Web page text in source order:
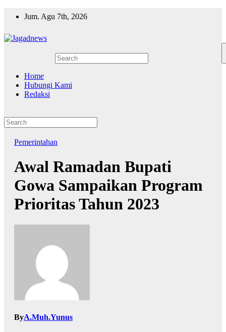
Jum. Agu 7th, 2026
Home
Hubungi Kami
Redaksi
Pemerintahan
Awal Ramadan Bupati
Gowa Sampaikan Program
Prioritas Tahun 2023
ByA.Muh.Yunus